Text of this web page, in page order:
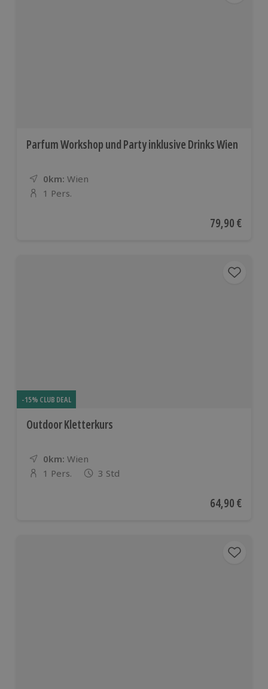
Parfum Workshop und Party inklusive Drinks Wien
0km: Entfernung
Standort
Wien
Anzahl der Teilnehmer
1 Pers.
Aktueller
79,90 €
-15% CLUB DEAL
Outdoor Kletterkurs
0km: Entfernung
Standort
Wien
Anzahl der Teilnehmer
1 Pers. 3 Std
Aktueller
64,90 €